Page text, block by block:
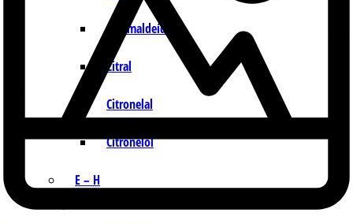
Cinamaldeído
Citral
Citronelal
Citronelol
E – H